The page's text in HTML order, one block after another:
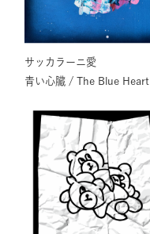
サッカラーニ愛
青い心臓 / The Blue Heart